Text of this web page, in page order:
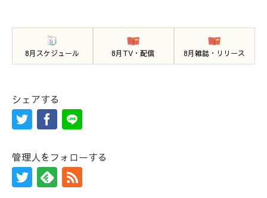
8月スケジュール 8月TV・配信 8月雑誌・リリース
シェアする
管理人をフォローする